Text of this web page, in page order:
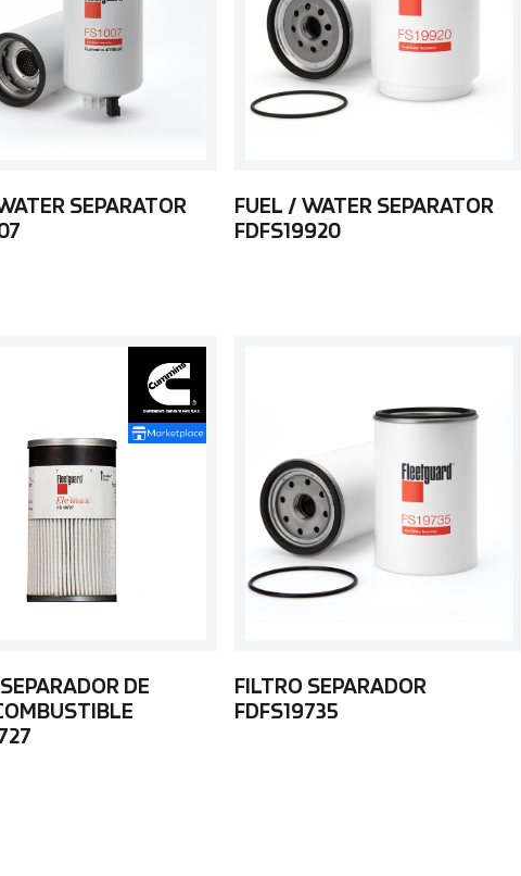
SEPARATOR
FUEL / WATER SEPARATOR
FDFS19920
DE
FILTRO SEPARADOR
FDFS19735